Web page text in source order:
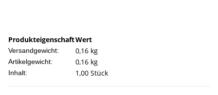
ProdukteigenschaftWert
Versandgewicht: 0,16 kg
Artikelgewicht: 0,16 kg
Inhalt: 1,00 Stück